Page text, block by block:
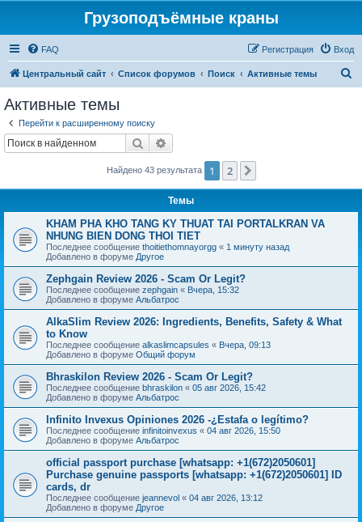
Грузоподъёмные краны
FAQ Вход
Регистрация
Центральный сайт Список форумов Поиск Активные темы
Активные темы
Перейти к расширенному поиску
Поиск
Найдено 43 результата 1 2
Темы
KHAM PHA KHO TANG KY THUAT TAI PORTALKRAN VA
NHUNG BIEN DONG THOI TIET
Последнее сообщение thoitiethomnayorgg « 1 минуту назад
Добавлено в форуме Другое
Zephgain Review 2026 - Scam Or Legit?
Последнее сообщение zephgain « Вчера, 15:32
Добавлено в форуме Альбатрос
AlkaSlim Review 2026: Ingredients, Benefits, Safety & What
to Know
Последнее сообщение alkaslimcapsules « Вчера, 09:13
Добавлено в форуме Общий форум
Bhraskilon Review 2026 - Scam Or Legit?
Последнее сообщение bhraskilon « 05 авг 2026, 15:42
Добавлено в форуме Альбатрос
Infinito Invexus Opiniones 2026 -¿Estafa o legítimo?
Последнее сообщение infinitoinvexus « 04 авг 2026, 15:50
Добавлено в форуме Альбатрос
official passport purchase [whatsapp: +1(672)2050601]
Purchase genuine passports [whatsapp: +1(672)2050601] ID
cards, dr
Последнее сообщение jeannevol « 04 авг 2026, 13:12
Добавлено в форуме Другое